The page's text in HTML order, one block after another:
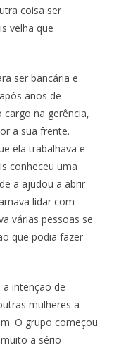
coisa ser
velha que
ser bancária e
anos de
na gerência,
a sua frente.
ela trabalhava e
conheceu uma
a ajudou a abrir
lidar com
várias pessoas se
que podia fazer
intenção de
mulheres a
O grupo começou
a sério